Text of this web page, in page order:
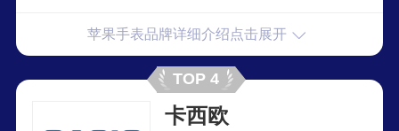
苹果手表品牌详细介绍点击展开
TOP 4
卡西欧